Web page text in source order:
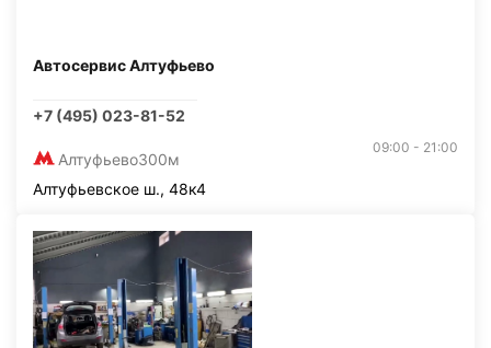
Автосервис Алтуфьево
+7 (495) 023-81-52
Алтуфьево300м
09:00 - 21:00
Алтуфьевское ш., 48к4